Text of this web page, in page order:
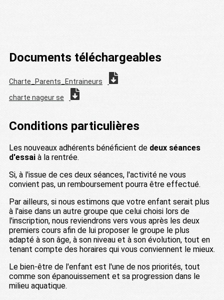
Documents téléchargeables
Charte_Parents_Entraineurs
charte nageur se
Conditions particulières
Les nouveaux adhérents bénéficient de deux séances
d'essai à la rentrée.
Si, à l'issue de ces deux séances, l'activité ne vous
convient pas, un remboursement pourra être effectué.
Par ailleurs, si nous estimons que votre enfant serait plus
à l'aise dans un autre groupe que celui choisi lors de
l'inscription, nous reviendrons vers vous après les deux
premiers cours afin de lui proposer le groupe le plus
adapté à son âge, à son niveau et à son évolution, tout en
tenant compte des horaires qui vous conviennent le mieux.
Le bien-être de l'enfant est l'une de nos priorités, tout
comme son épanouissement et sa progression dans le
milieu aquatique.